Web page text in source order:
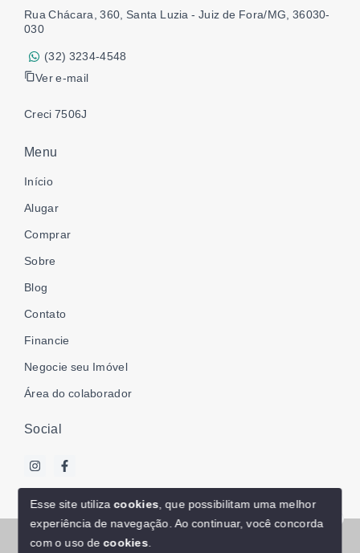
Olá! Estamos disponíveis para te ajudar.
Rua Chácara, 360, Santa Luzia - Juiz de Fora/MG, 36030-
030
(32) 3234-4548
Ver e-mail
Creci 7506J
Menu
Início
Alugar
Comprar
Sobre
Blog
Contato
Financie
Negocie seu Imóvel
Área do colaborador
Social
© Copyright 2026 - WR Associados | Imóveis - Todos os
Esse site utilizacookies , que possibilitam uma melhor
experiência de navegação. Ao continuar, você concorda
com o uso decookies